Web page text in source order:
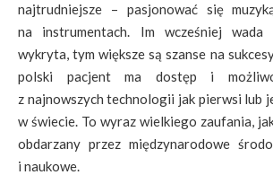
najtrudniejsze – pasjonować się
na instrumentach. Im wcześniej wada
wykryta, tym większe są szanse na
polski pacjent ma dostęp i
z najnowszych technologii jak pierwsi lub
w świecie. To wyraz wielkiego zaufania,
obdarzany przez międzynarodowe
i naukowe.